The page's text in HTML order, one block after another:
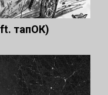
тапОК)